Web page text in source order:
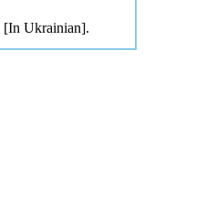
[In Ukrainian].